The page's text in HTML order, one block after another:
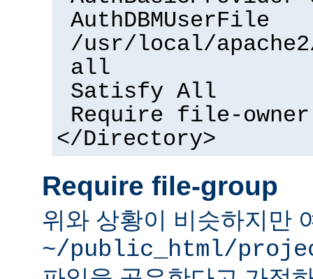
AuthDBMUserFile
/usr/local/
all
Satisfy All
Require file-owner
</Directory>
Require file-group
위와 상황이 비슷하지만
~/public_html/